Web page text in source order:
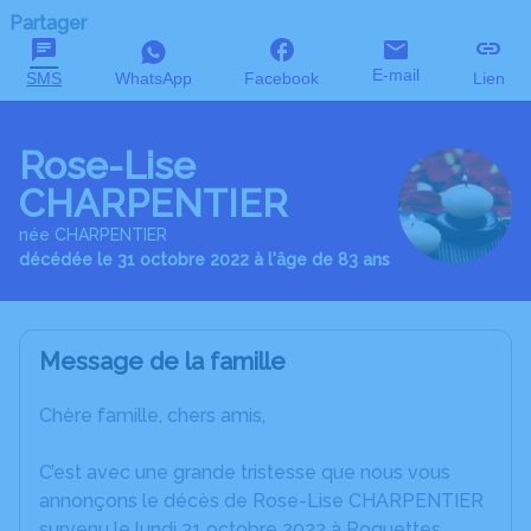
Partager
SMS WhatsApp Facebook E-mail Lien
Rose-Lise
CHARPENTIER
née CHARPENTIER
décédée le 31 octobre 2022 à l'âge de 83 ans
Message de la famille
Chère famille, chers amis,
C’est avec une grande tristesse que nous vous
annonçons le décès de Rose-Lise CHARPENTIER